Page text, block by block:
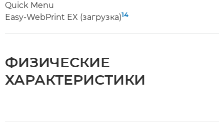
Quick Menu
Easy-WebPrint EX (загрузка)14
ФИЗИЧЕСКИЕ
ХАРАКТЕРИСТИКИ